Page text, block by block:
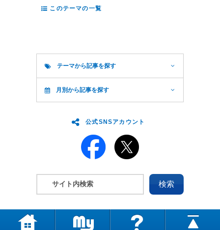
このテーマの一覧
テーマから記事を探す
月別から記事を探す
公式SNSアカウント